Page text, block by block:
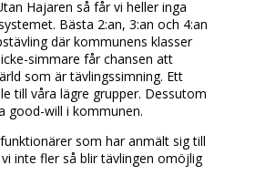
Hajaren så får vi heller inga
Bästa 2:an, 3:an och 4:an
där kommunens klasser
simmare får chansen att
som är tävlingssimning. Ett
till våra lägre grupper. Dessutom
good-will i kommunen.
som har anmält sig till
inte fler så blir tävlingen omöjlig